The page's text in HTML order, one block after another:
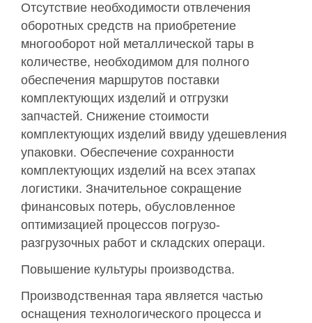
Отсутствие необходимости отвлечения
оборотных средств на приобретение
многооборот ной металлической тары в
количестве, необходимом для полного
обеспечения маршрутов поставки
комплектующих изделий и отгрузки
запчастей. Снижение стоимости
комплектующих изделий ввиду удешевления
упаковки. Обеспечение сохранности
комплектующих изделий на всех этапах
логистики. Значительное сокращение
финансовых потерь, обусловленное
оптимизацией процессов погрузо-
разгрузочных работ и складских операци.
Повышение культуры производства.
Производственная тара является частью
оснащения технологического процесса и